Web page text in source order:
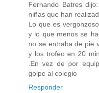
Fernando Batres
niñas que han
Lo que es
y lo que menos se
no se entraba de pie
y los trofeo en 20
.En vez de por
golpe al colegio
Responder